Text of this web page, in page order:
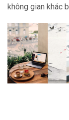
không gian khác